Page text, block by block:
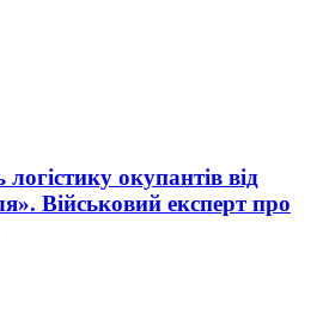
окупантів від
Військовий експерт про